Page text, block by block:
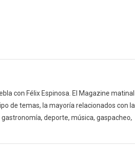
con Félix Espinosa. El Magazine matinal
de temas, la mayoría relacionados con la
deporte, música, gaspacheo,